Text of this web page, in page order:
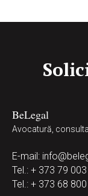
BeLegal
Avocatură,
E-mail:
Tel.: + 373 79
Tel.: + 373 68